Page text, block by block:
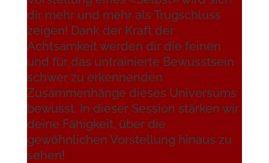
dir mehr und mehr als Trugschluss
zeigen! Dank der Kraft der
Achtsamkeit werden dir die feinen
und für das untrainierte Bewusstsein
schwer zu erkennenden
Zusammenhänge dieses Universums
bewusst. In dieser Session stärken wir
deine Fähigkeit, über die
gewöhnlichen Vorstellung hinaus zu
sehen!